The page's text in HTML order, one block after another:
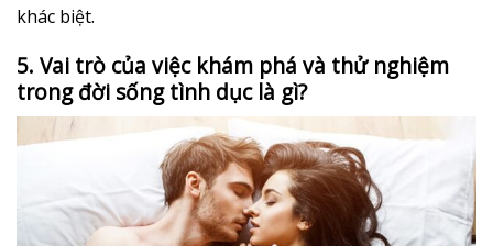
khác biệt.
5. Vai trò của việc khám phá và thử nghiệm
trong đời sống tình dục là gì?